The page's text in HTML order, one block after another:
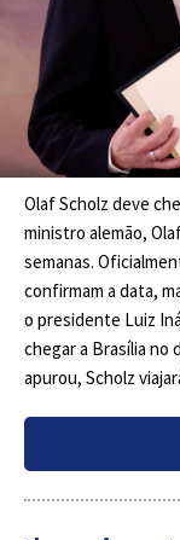
Olaf Scholz deve
ministro alemão,
semanas.
confirmam a data,
o presidente Luiz
chegar a Brasília no
apurou, Scholz